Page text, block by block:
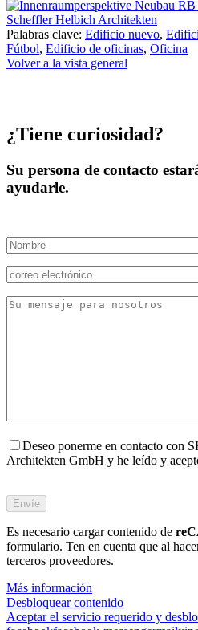
Palabras clave: Edificio nuevo,
Fútbol, Edificio de oficinas, Oficina
Volver a la vista general
¿Tiene curiosidad?
Su persona de contacto
ayudarle.
Deseo ponerme en contacto con
Architekten GmbH y he leído y
füllen
dieses
Feld
nicht
Es necesario cargar contenido de
formulario. Ten en cuenta que al
terceros proveedores.
Más información
Desbloquear contenido
Aceptar el servicio requerido y